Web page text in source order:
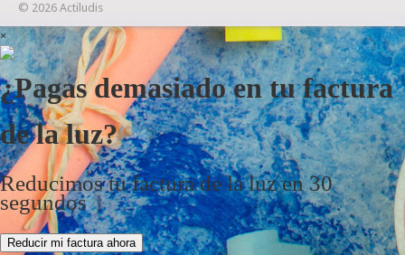
© 2026 Actiludis
×
¿Pagas demasiado en tu factura
de la luz?
Reducimos tu factura de la luz en 30
segundos
Reducir mi factura ahora